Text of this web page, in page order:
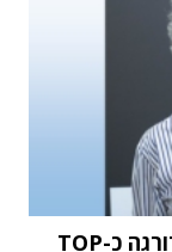
מחקר STKI השנתי: וואן טכנולוגיות דורגה כ-TOP